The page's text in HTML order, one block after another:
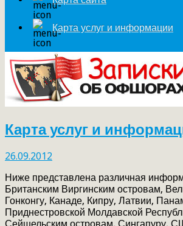
Карта услуг и информации
Карта услуг и
26.09.2012
Ниже представлена различная
Британским Виргинским островам,
Гонконгу, Канаде, Кипру, Латвии,
Приднестровской Молдавской